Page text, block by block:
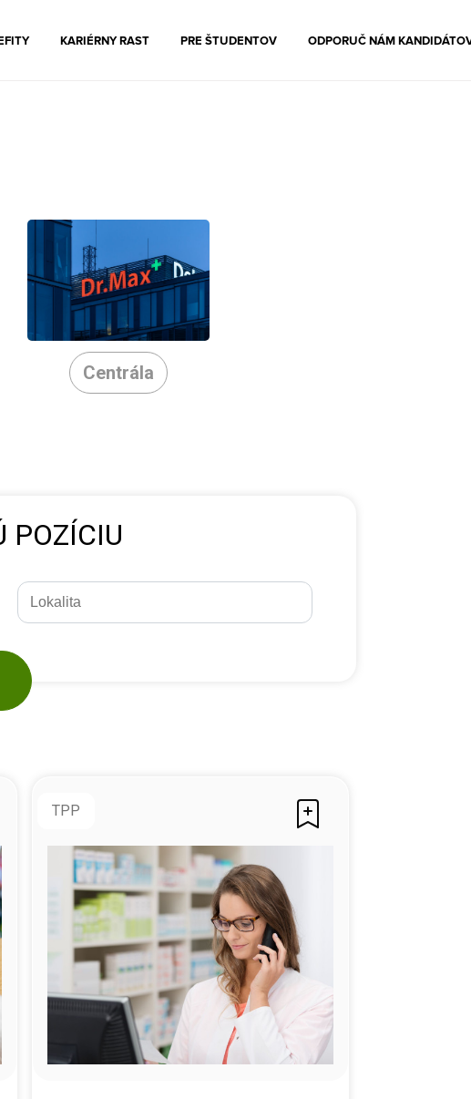
KARIÉRNY RAST PRE ŠTUDENTOV ODPORUČ NÁM
Centrála
POZÍCIU
TPP